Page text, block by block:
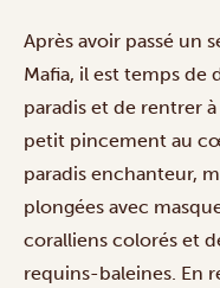
Après avoir passé un
Mafia, il est temps de
paradis et de rentrer
petit pincement au
paradis enchanteur,
plongées avec
coralliens colorés et
requins-baleines. En